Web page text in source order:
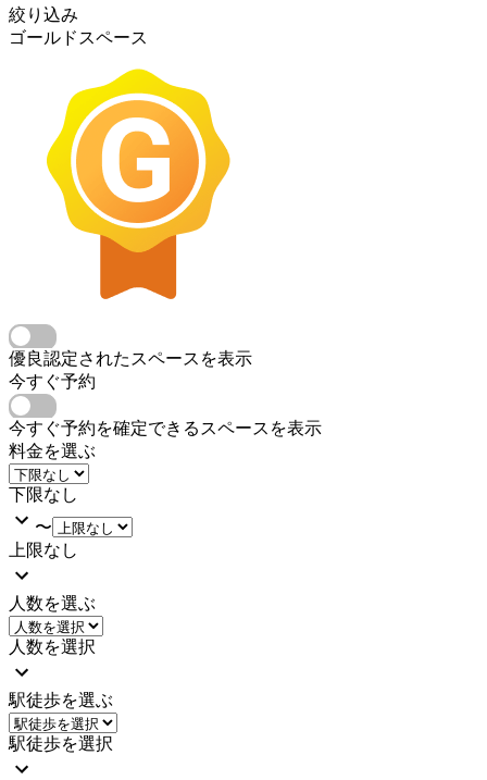
絞り込み
ゴールドスペース
優良認定されたスペースを表示
今すぐ予約
今すぐ予約を確定できるスペースを表示
料金を選ぶ
下限なし
〜
上限なし
人数を選ぶ
人数を選択
駅徒歩を選ぶ
駅徒歩を選択